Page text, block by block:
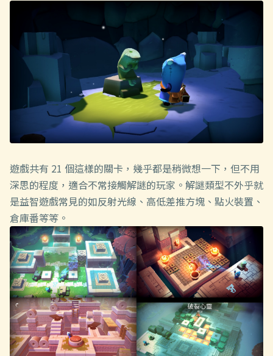
遊戲共有 21 個這樣的關卡，幾乎都是稍微想一下，但不用
深思的程度，適合不常接觸解謎的玩家。解謎類型不外乎就
是益智遊戲常見的如反射光線、高低差推方塊、點火裝置、
倉庫番等等。